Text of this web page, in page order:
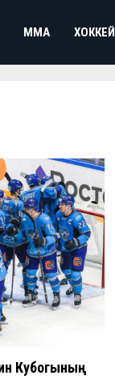
ММА ХОККЕЙ
Кубогының